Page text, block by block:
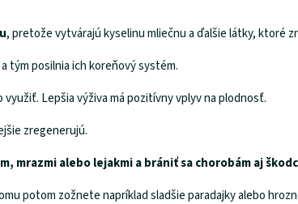
, pretože vytvárajú kyselinu mliečnu a ďalšie látky, ktoré
tým posilnia ich koreňový systém.
Lepšia výživa má pozitívny vplyv na plodnosť.
zregenerujú.
mrazmi alebo lejakmi a brániť sa chorobám aj
potom zožnete napríklad sladšie paradajky alebo